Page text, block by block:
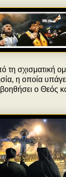
τη σχισματική
η οποία
ο Θεός